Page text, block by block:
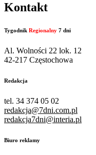
Kontakt
Tygodnik Regionalny 7 dni
Al. Wolności 22 lok. 12
42-217 Częstochowa
Redakcja
tel. 34 374 05 02
redakcja@7dni.com.pl
redakcja7dni@interia.pl
Biuro reklamy